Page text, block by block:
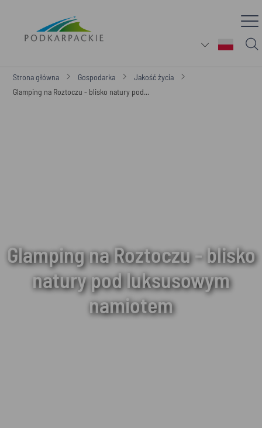
Strona główna Gospodarka
Jakość życia
Glamping na Roztoczu - blisko natury pod...
Glamping na Roztoczu - blisko
natury pod luksusowym
namiotem